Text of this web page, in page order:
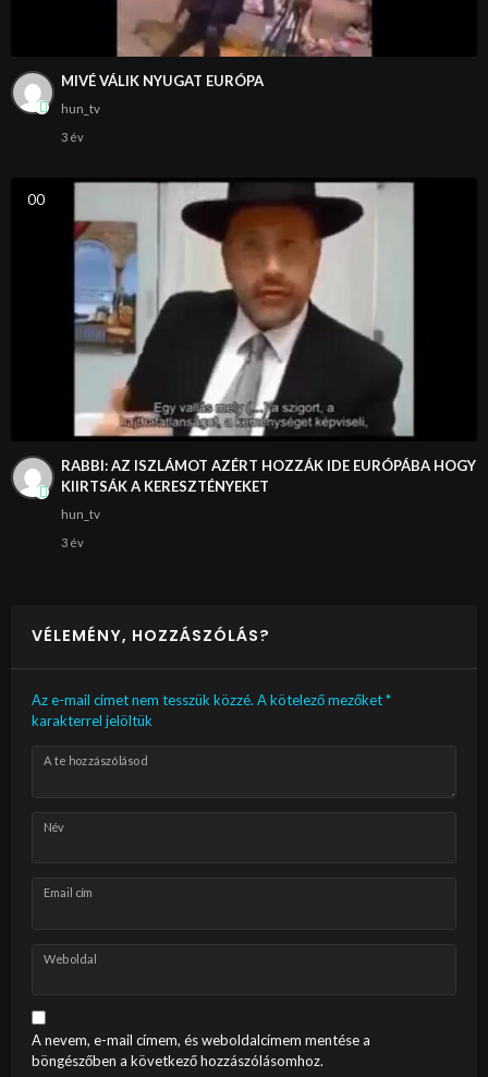
MIVÉ VÁLIK NYUGAT EURÓPA
hun_tv
3 év
00
RABBI: AZ ISZLÁMOT AZÉRT HOZZÁK IDE EURÓPÁBA HOGY
KIIRTSÁK A KERESZTÉNYEKET
hun_tv
3 év
VÉLEMÉNY, HOZZÁSZÓLÁS?
Az e-mail címet nem tesszük közzé. A kötelező mezőket*
karakterrel jelöltük
A te hozzászólásod
Név
Email cím
Weboldal
A nevem, e-mail címem, és weboldalcímem mentése a
böngészőben a következő hozzászólásomhoz.